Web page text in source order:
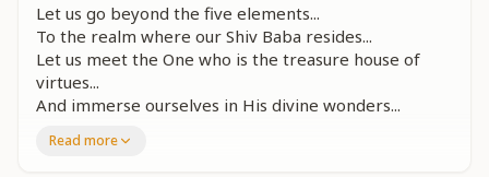
Let us go beyond the five elements...
To the realm where our Shiv Baba resides...
Let us meet the One who is the treasure house of
virtues...
And immerse ourselves in His divine wonders...
Read more